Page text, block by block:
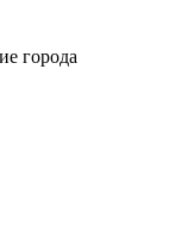
города